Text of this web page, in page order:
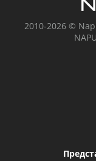
2010-2026 ©